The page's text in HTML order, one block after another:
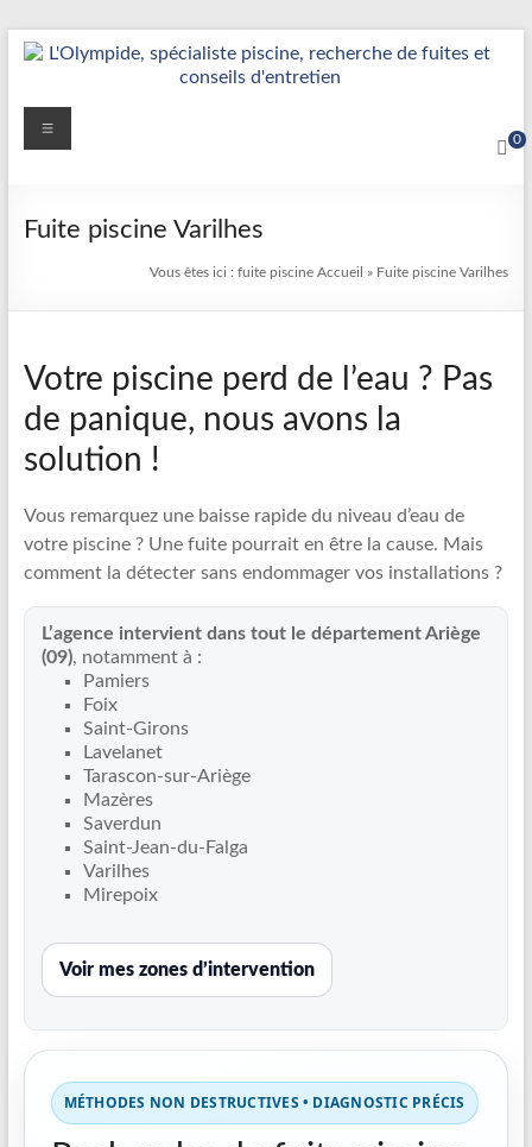
Aller
au
Détection
Réparation
Fuite
L’Olympide
—
Expert
France
Recherche
de
fuite
piscine
partout
réparation
canalisations
0
Menu
Fuite piscine Varilhes
Vous êtes ici : fuite piscineAccueil » Fuite piscine Varilhes
Votre piscine perd de l’eau ? Pas
de panique, nous avons la
solution !
Vous remarquez une baisse rapide du niveau d’eau de
votre piscine ? Une fuite pourrait en être la cause. Mais
comment la détecter sans endommager vos installations ?
L’agence intervient dans tout le département Ariège
(09), notamment à :
Pamiers
Foix
Saint-Girons
Lavelanet
Tarascon-sur-Ariège
Mazères
Saverdun
Saint-Jean-du-Falga
Varilhes
Mirepoix
Voir mes zones d’intervention
MÉTHODES NON DESTRUCTIVES • DIAGNOSTIC PRÉCIS